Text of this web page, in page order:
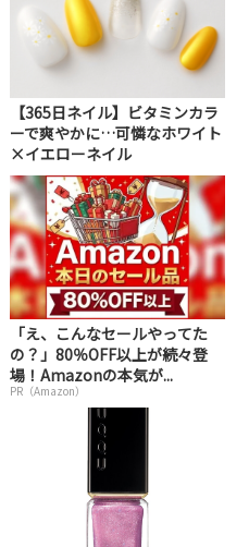
【365日ネイル】ビタミンカラ
ーで爽やかに…可憐なホワイト
×イエローネイル
「え、こんなセールやってた
の？」80％OFF以上が続々登
場！Amazonの本気が...
PR（Amazon）